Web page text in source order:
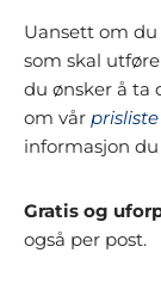
Uansett om
som skal
du ønsker å ta
om vår prisliste
informasjon
Gratis og
også per post.